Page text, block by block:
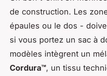
de construction. Les
épaules ou le dos -
si vous portez un sac à
modèles intègrent un
Cordura™, un tissu